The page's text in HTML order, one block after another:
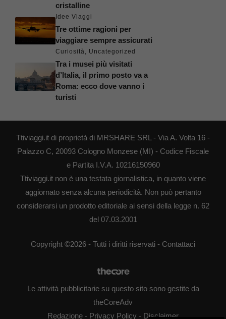
cristalline
Idee Viaggi
Tre ottime ragioni per
viaggiare sempre assicurati
Curiosità Uncategorized
Tra i musei più visitati
d’Italia, il primo posto va a
Roma: ecco dove vanno i
turisti
Ttiviaggi.it di proprietà di MRSHARE SRL - Via A. Volta 16 -
Palazzo C, 20093 Cologno Monzese (MI) - Codice Fiscale
e Partita I.V.A. 10216150960
Ttiviaggi.it non è una testata giornalistica, in quanto viene
aggiornato senza alcuna periodicità. Non può pertanto
considerarsi un prodotto editoriale ai sensi della legge n. 62
del 07.03.2001
Copyright ©2026 - Tutti i diritti riservati - Contattaci
Le attività pubblicitarie su questo sito sono gestite da
theCoreAdv
Redazione - Privacy Policy - Disclaimer